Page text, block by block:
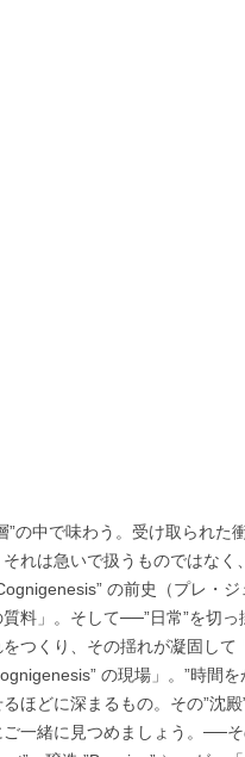
”の中で味わう。受け取られ
れは急いで扱うものではなく
の前史（プレ・ジ
料」。そして──”日常”を切っ
つくり、その揺れが凝固し
の現場」。”時間
ほどに深まるもの。その”沈
一緒に見つめましょう。──